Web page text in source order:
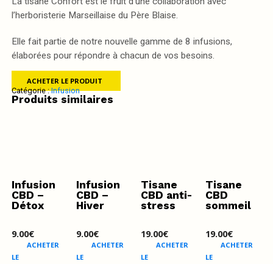
l’herboristerie Marseillaise du Père Blaise.
Elle fait partie de notre nouvelle gamme de 8 infusions,
élaborées pour répondre à chacun de vos besoins.
ACHETER LE PRODUIT
Catégorie :Infusion
Produits similaires
Infusion
CBD –
Détox
9.00€
ACHETER
LE
Infusion
CBD –
Hiver
9.00€
ACHETER
LE
Tisane
CBD anti-
stress
19.00€
ACHETER
LE
Tisane
CBD
sommeil
19.00€
ACHETER
LE